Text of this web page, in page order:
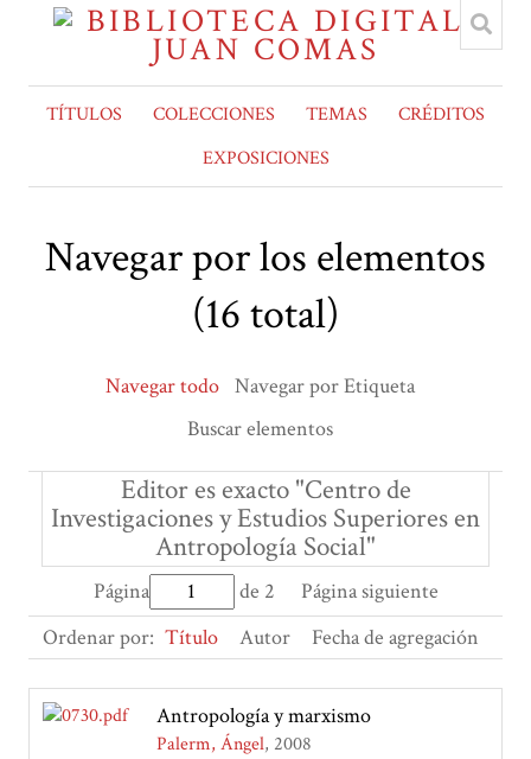
TÍTULOS COLECCIONES TEMAS
CRÉDITOS
EXPOSICIONES
Navegar por los elementos
(16 total)
Navegar todo Navegar por Etiqueta
Buscar elementos
Editor es exacto "Centro de
Investigaciones y Estudios Superiores en
Antropología Social"
Página de 2
Página siguiente
Ordenar por: Título Autor Fecha de agregación
Antropología y marxismo
Palerm, Ángel 2008